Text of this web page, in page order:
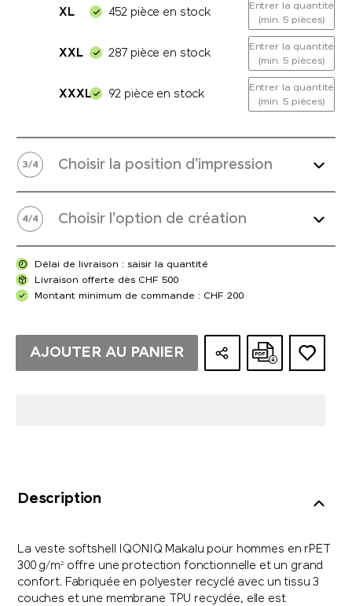
XL 452 pièce en stock
Entrer la quantité
(min. 5 pièces)
XXL 287 pièce en stock
Entrer la quantité
(min. 5 pièces)
XXXL 92 pièce en stock
Entrer la quantité
(min. 5 pièces)
3/4 Choisir la position d'impression
4/4 Choisir l'option de création
Délai de livraison : saisir la quantité
Livraison offerte dès CHF 500
Montant minimum de commande : CHF 200
AJOUTER AU PANIER
Description
La veste softshell IQONIQ Makalu pour hommes en rPET
300 g/m² offre une protection fonctionnelle et un grand
confort. Fabriquée en polyester recyclé avec un tissu 3
couches et une membrane TPU recyclée, elle est